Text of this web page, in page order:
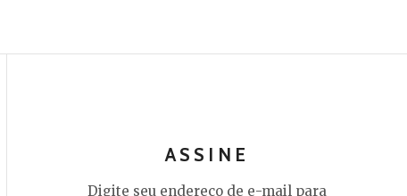
ASSINE
Digite seu endereço de e-mail para